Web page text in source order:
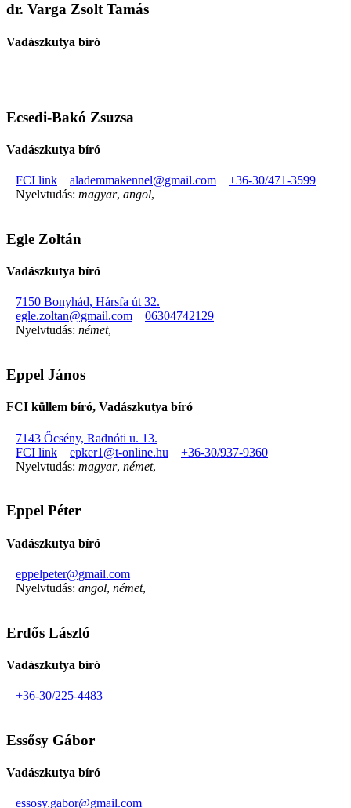
dr. Varga Zsolt Tamás
Vadászkutya bíró
Ecsedi-Bakó Zsuzsa
Vadászkutya bíró
FCI link alademmakennel@gmail.com
+36-30/471-3599
Nyelvtudás: magyar, angol,
Egle Zoltán
Vadászkutya bíró
7150 Bonyhád, Hársfa út 32.
egle.zoltan@gmail.com
06304742129
Nyelvtudás: német,
Eppel János
FCI küllem bíró, Vadászkutya bíró
7143 Őcsény, Radnóti u. 13.
FCI link
epker1@t-online.hu
+36-30/937-9360
Nyelvtudás: magyar, német,
Eppel Péter
Vadászkutya bíró
eppelpeter@gmail.com
Nyelvtudás: angol, német,
Erdős László
Vadászkutya bíró
+36-30/225-4483
Essősy Gábor
Vadászkutya bíró
essosy.gabor@gmail.com